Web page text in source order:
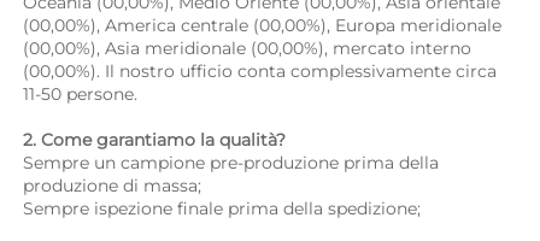
(00,00%), America centrale (00,00%), Europa meridionale
(00,00%), Asia meridionale (00,00%), mercato interno
(00,00%). Il nostro ufficio conta complessivamente circa
11-50 persone.
2. Come garantiamo la qualità?
Sempre un campione pre-produzione prima della
produzione di massa;
Sempre ispezione finale prima della spedizione;